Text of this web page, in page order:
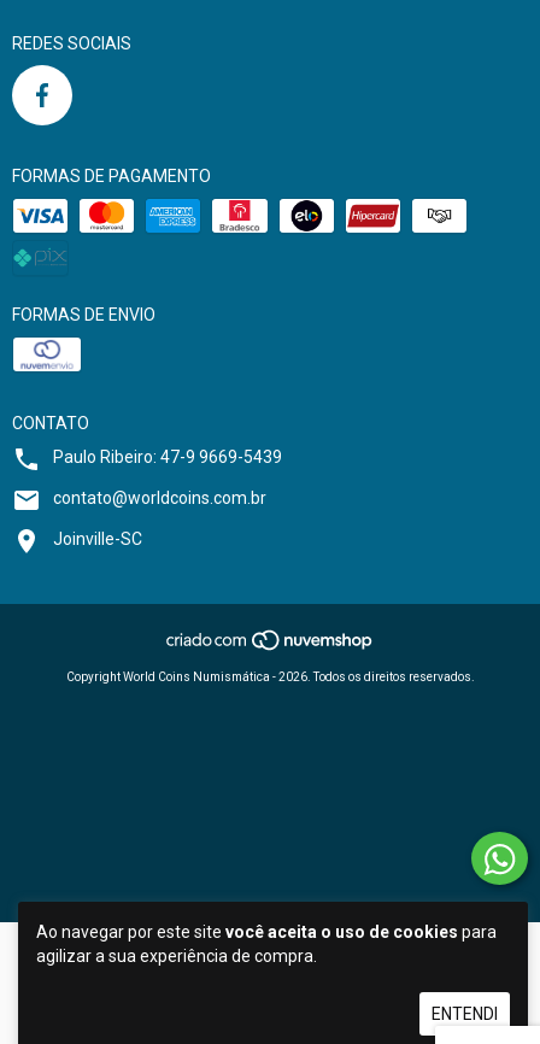
Ao navegar por este site você aceita o uso de cookies para
agilizar a sua experiência de compra.
ENTENDI
REDES SOCIAIS
FORMAS DE PAGAMENTO
FORMAS DE ENVIO
CONTATO
Paulo Ribeiro: 47-9 9669-5439
contato@worldcoins.com.br
Joinville-SC
Copyright World Coins Numismática - 2026. Todos os direitos reservados.